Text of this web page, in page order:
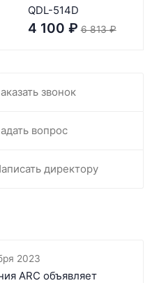
QDL-514D
4 100 ₽ 6 813₽
звонок
вопрос
директору
2023
ARC объявляет